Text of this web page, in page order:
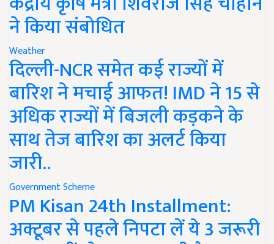
ने किया संबोधित
Weather
दिल्ली-NCR समेत कई राज्यों में
बारिश ने मचाई आफत! IMD ने 15 से
अधिक राज्यों में बिजली कड़कने के
साथ तेज बारिश का अलर्ट किया
जारी..
Government Scheme
PM Kisan 24th Installment:
अक्टूबर से पहले निपटा लें ये 3 जरूरी